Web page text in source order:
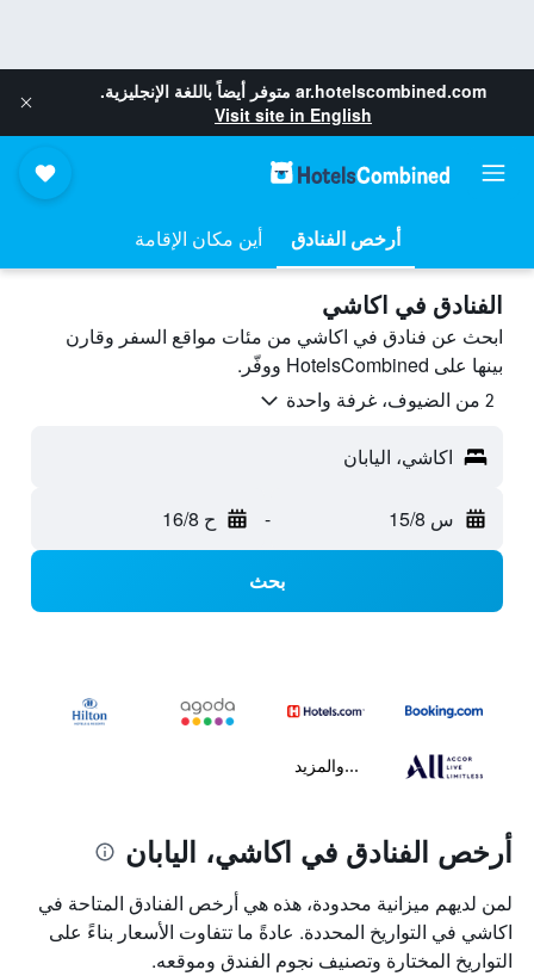
ar.hotelscombined.com متوفر أيضاً باللغة الإنجليزية.
Visit site in English
أرخص الفنادق أين مكان الإقامة
الفنادق في اكاشي
ابحث عن فنادق في اكاشي من مئات مواقع السفر وقارن
بينها على HotelsCombined ووفّر.
2 من الضيوف، غرفة واحدة
اكاشي، اليابان
س 15/8 - ح 16/8
بحث
...والمزيد
أرخص الفنادق في اكاشي، اليابان
لمن لديهم ميزانية محدودة، هذه هي أرخص الفنادق المتاحة في
اكاشي في التواريخ المحددة. عادةً ما تتفاوت الأسعار بناءً على
التواريخ المختارة وتصنيف نجوم الفندق وموقعه.